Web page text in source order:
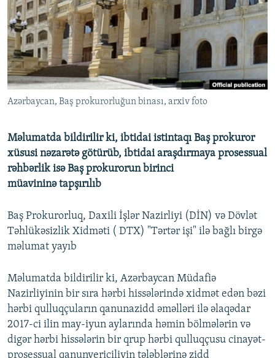
VIDEO
FOTOQALEREYA
İNFOQRAFIKA
KARIKATURA
RADIO ARXIV
OXU ZALI
AZƏRBAYCAN ƏDƏBIYYATI KITABXANASI
İSLAM VƏ DEMOKRATIYA
İZ - MƏDƏNIYYƏT PROQRAMI
HAQQIMIZDA
MISSIYAMIZ
PEŞƏ ETIKASI VƏ JURNALISTIKA STANDARTLARIMIZ
MATERIALLARIMIZDAN ISTIFADƏ
BIZIMLƏ ƏLAQƏ
XƏBƏR BÜLLETENLƏRIMIZ
BIZI IZLƏ
Azərbaycan, Baş prokurorluğun binası, arxiv foto
Məlumatda bildirilir ki, ibtidai istintaqı Baş prokuror
xüsusi nəzarətə götürüb, ibtidai araşdırmaya prosessual
rəhbərlik isə Baş prokurorun birinci
müavininə tapşırılıb
Baş Prokurorluq, Daxili İşlər Nazirliyi (DİN) və Dövlət
Təhlükəsizlik Xidməti ( DTX) "Tərtər işi" ilə bağlı birgə
məlumat yayıb
Məlumatda bildirilir ki, Azərbaycan Müdafiə
Nazirliyinin bir sıra hərbi hissələrində xidmət edən bəzi
hərbi qulluqçuların qanunazidd əməlləri ilə əlaqədar
2017-ci ilin may-iyun aylarında həmin bölmələrin və
digər hərbi hissələrin bir qrup hərbi qulluqçusu cinayət-
prosessual qanunvericiliyin tələblərinə zidd